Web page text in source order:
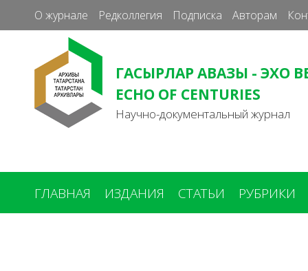
О журнале Редколлегия Подписка Авторам
ГАСЫРЛАР АВАЗЫ - ЭХО
ECHO OF CENTURIES
Научно-документальный журнал
ГЛАВНАЯ ИЗДАНИЯ СТАТЬИ РУБРИКИ